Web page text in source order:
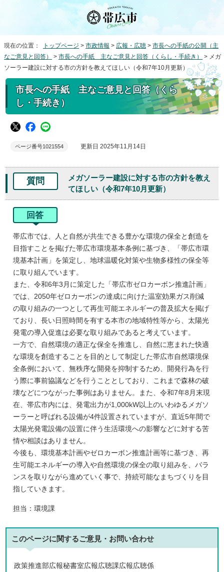
現在の位置： トップページ > 市政情報 > 広報・広聴 > 市長への手紙の公開（主
なご意見と回答）
> 市長への手紙 主なご意見と回答（くらし・手続き）
> メガ
ソーラー建設に対する市の方針を教えてほしい（令和7年10月更新）
市長への手紙 主なご意見と回答（くら
し・手続き）
ページ番号1021554 更新日 2025年11月14日
質問
メガソーラー建設に対する市の方針を教え
てほしい（令和7年10月更新）
回答
帯広市では、人と自然が共生できる豊かな環境の保全と創造を
目指すことを掲げた帯広市環境基本条例に基づき、「帯広市環
境基本計画」を策定し、地球温暖化対策や生物多様性の保全等
に取り組んでいます。
また、令和6年3月に策定した「帯広市ゼロカーボン推進計画」
では、2050年ゼロカーボンの達成に向けた温室効果ガス削減
の取り組みの一つとして再生可能エネルギーの普及拡大を掲げ
ており、長い日照時間を有する本市の地域特性等から、太陽光
発電の導入促進は必要な取り組みであると考えています。
一方で、自然環境の適正な保全を推進し、自然に恵まれた快適
な環境を創造することを目的として制定した帯広市自然環境保
全条例において、無秩序な開発を抑制するため、開発行為を行
う際に事前協議などを行うこととしており、これまで森林の破
壊などにつながった事例はありません。また、令和7年8月末現
在、帯広市内には、発電出力が1,000kW以上のいわゆるメガソ
ーラーと呼ばれる設備が4件設置されていますが、直近5年間で
太陽光発電設備の設置に伴う生活環境への影響などに対する苦
情や相談はありません。
今後も、環境基本計画やゼロカーボン推進計画等に基づき、再
生可能エネルギーの導入や自然環境の保全の取り組みを、バラ
ンスを取りながら進めていく事で、持続可能なまちづくりを目
指していきます。
担当：環境課
このページに関するご意見・お問い合わせ
政策推進部広報秘書室広報広聴課広報広聴係